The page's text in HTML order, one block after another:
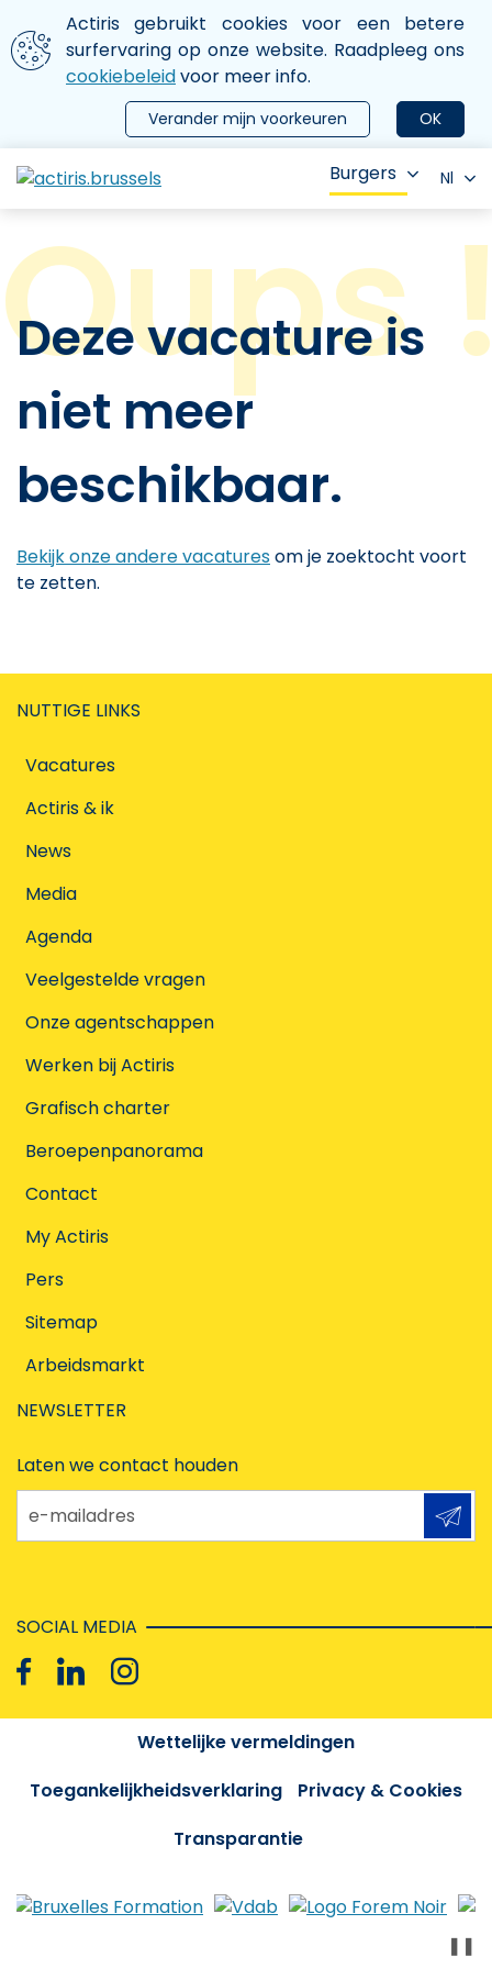
Aller au contenu principal
We gebruiken cookies
Actiris gebruikt cookies voor een betere
surfervaring op onze website. Raadpleeg ons
cookiebeleidvoor meer info.
OK
Verander mijn voorkeuren
le menu
Burgers Nl
Deze vacature is
niet meer
beschikbaar.
Bekijk onze andere vacaturesom je zoektocht voort
te zetten.
NUTTIGE LINKS
Vacatures
Actiris & ik
News
Media
Agenda
Veelgestelde vragen
Onze agentschappen
Werken bij Actiris
Grafisch charter
Beroepenpanorama
Contact
My Actiris
Pers
Sitemap
Arbeidsmarkt
NEWSLETTER
Laten we contact houden
e-mailadres
SOCIAL MEDIA
Wettelijke vermeldingen
Toegankelijkheidsverklaring
Privacy & Cookies
Transparantie
❚❚